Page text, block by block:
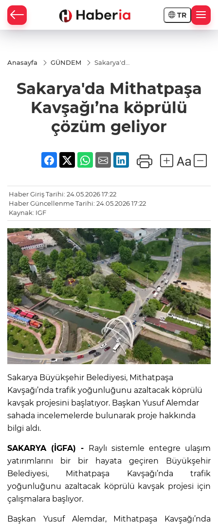
TR
Anasayfa GÜNDEM
Sakarya'da
köprülü
çözüm
geliyor
Sakarya'da Mithatpaşa
Kavşağı’na köprülü
çözüm geliyor
Haber Giriş Tarihi: 24.05.2026 17:22
Haber Güncellenme Tarihi: 24.05.2026 17:22
Kaynak: IGF
Sakarya Büyükşehir Belediyesi, Mithatpaşa
Kavşağı’nda trafik yoğunluğunu azaltacak köprülü
kavşak projesini başlatıyor. Başkan Yusuf Alemdar
sahada incelemelerde bulunarak proje hakkında
bilgi aldı.
SAKARYA (İGFA) - Raylı sistemle entegre ulaşım
yatırımlarını bir bir hayata geçiren Büyükşehir
Belediyesi, Mithatpaşa Kavşağı’nda trafik
yoğunluğunu azaltacak köprülü kavşak projesi için
çalışmalara başlıyor.
Başkan Yusuf Alemdar, Mithatpaşa Kavşağı’nda